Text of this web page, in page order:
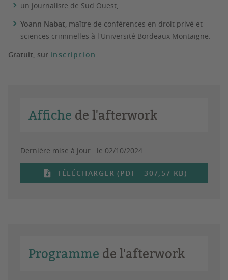
un journaliste de Sud Ouest,
Yoann Nabat, maître de conférences en droit privé et
sciences criminelles à l'Université Bordeaux Montaigne.
Gratuit, sur inscription
Affiche de l'afterwork
Dernière mise à jour : le 02/10/2024
TÉLÉCHARGER (PDF - 307,57 KB)
Programme de l'afterwork